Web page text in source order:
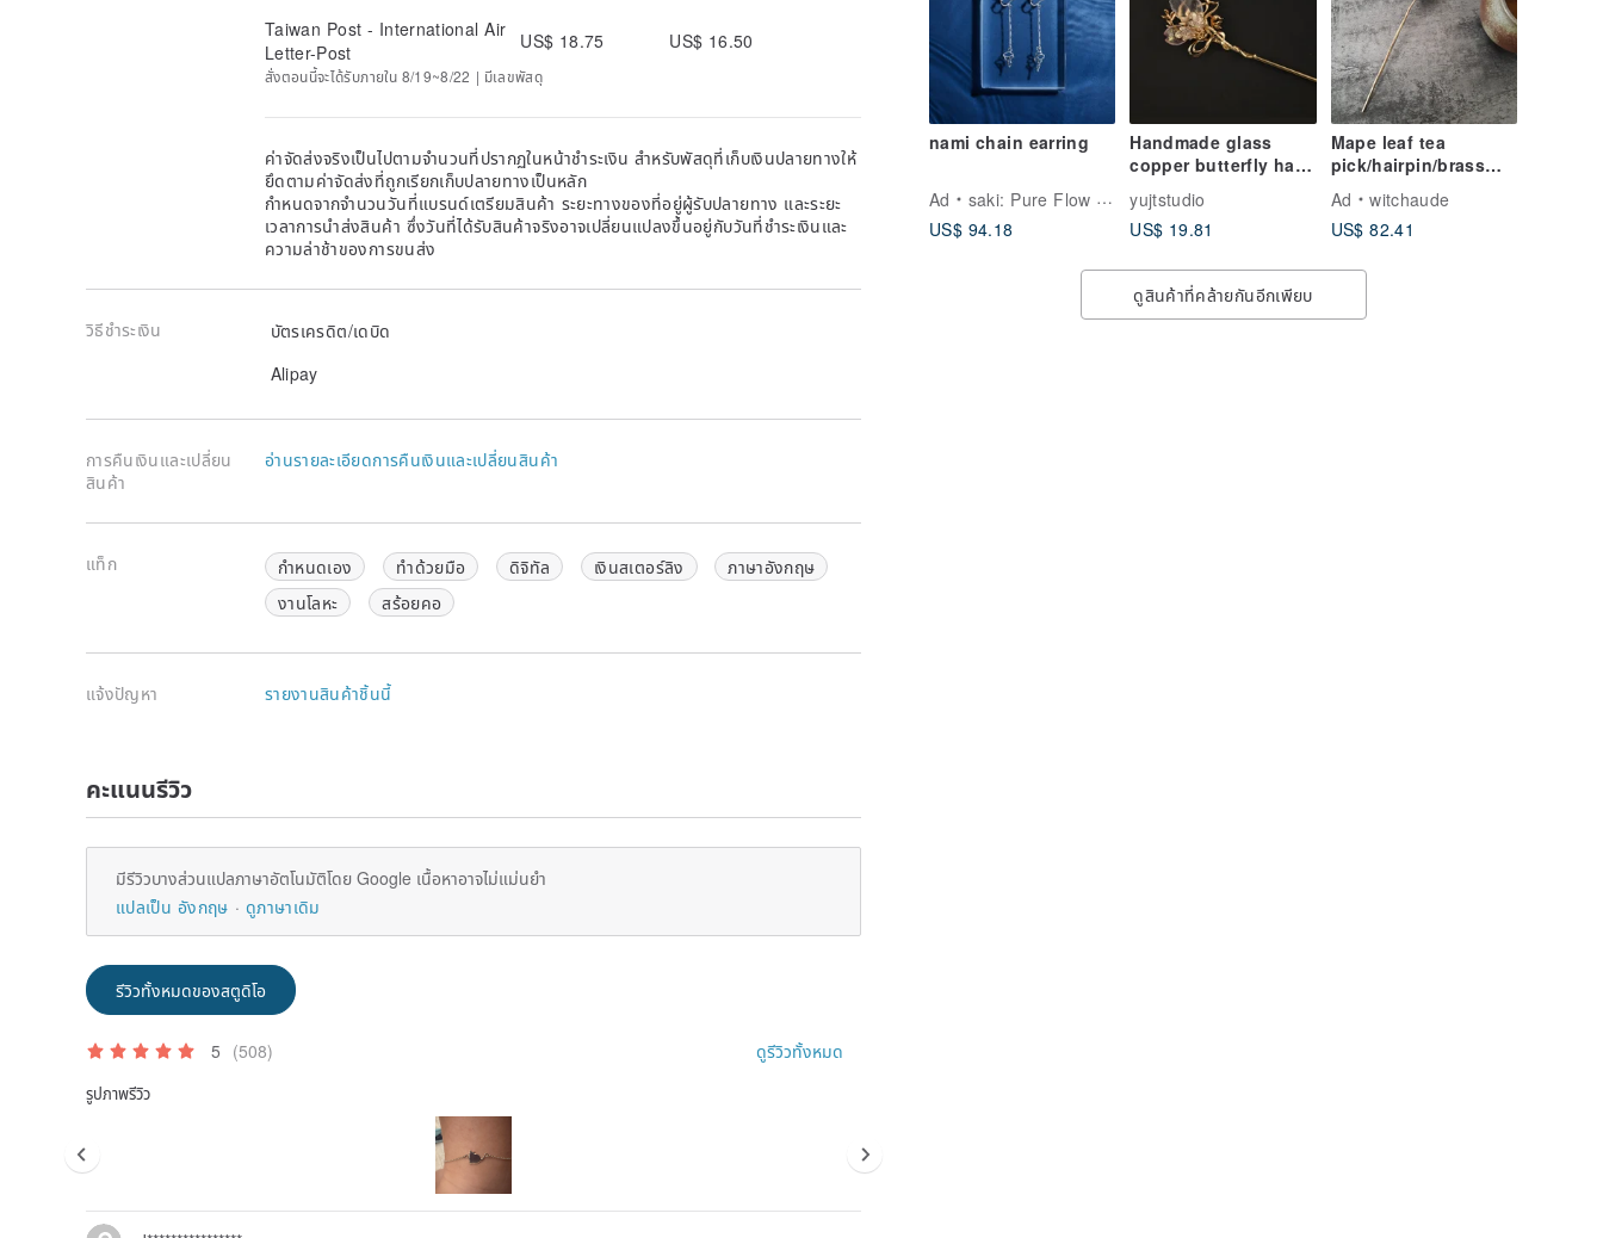
nami chain earring
Ad
saki: Pure Flow Jewelry
US$ 94.18
Handmade glass
copper butterfly hair
accessoried
yujtstudio
US$ 19.81
Mape leaf tea
pick/hairpin/brass
Ad
witchaude
US$ 82.41
ดูสินค้าที่คล้ายกันอีกเพียบ
Taiwan Post - International Air
Letter-Post
US$ 18.75 US$ 16.50
สั่งตอนนี้จะได้รับภายใน 8/19~8/22 | มีเลขพัสดุ
ค่าจัดส่งจริงเป็นไปตามจำนวนที่ปรากฏในหน้าชำระเงิน สำหรับพัสดุที่เก็บเงินปลายทางให้
ยึดตามค่าจัดส่งที่ถูกเรียกเก็บปลายทางเป็นหลัก
กำหนดจากจำนวนวันที่แบรนด์เตรียมสินค้า ระยะทางของที่อยู่ผู้รับปลายทาง และระยะ
เวลาการนำส่งสินค้า ซึ่งวันที่ได้รับสินค้าจริงอาจเปลี่ยนแปลงขึ้นอยู่กับวันที่ชำระเงินและ
ความล่าช้าของการขนส่ง
วิธีชำระเงิน
บัตรเครดิต/เดบิด
Alipay
การคืนเงินและเปลี่ยน
สินค้า
อ่านรายละเอียดการคืนเงินและเปลี่ยนสินค้า
แท็ก กำหนดเอง ทำด้วยมือ ดิจิทัล เงินสเตอร์ลิง
ภาษาอังกฤษ
งานโลหะ
สร้อยคอ
แจ้งปัญหา รายงานสินค้าชิ้นนี้
คะแนนรีวิว
มีรีวิวบางส่วนแปลภาษาอัตโนมัติโดย Google เนื้อหาอาจไม่แม่นยำ
แปลเป็น อังกฤษ
ดูภาษาเดิม
รีวิวทั้งหมดของสตูดิโอ
5 (508) ดูรีวิวทั้งหมด
รูปภาพรีวิว